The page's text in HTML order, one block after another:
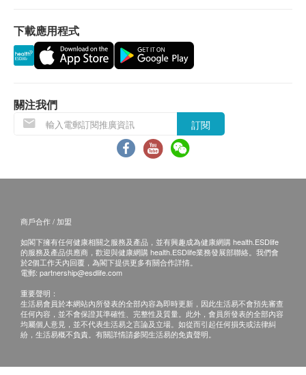
每日1次，每次2粒，需要人仕，每日2次，每次1粒或
遵從醫護指示。
Natural Soy Leothin (大豆卵磷脂)-1200mg
Natural Soy Leothin (大豆卵磷脂)
燃脂排毒:據研究顯示，豆漿中富含的大豆蛋白質，不
僅能供給人體充分的營養，還能促進過量膽固醇的排
皰、肝斑、雀斑、皮膚粗糙，這些是由於積存在腸内
的毒素被吸入血液中所引起的，卵磷脂有強力排毒洗
注意事項
孕婦或哺乳期間請諮詢醫生指示；產品由天然植物
保用：
貨品質量保證，於顧客收到產品當日起計，食用期
退換條款：
當顧客收取已訂購之貨品時，有責任檢查貨品是否
有損毀情況，一經確認簽收，恕不接受退換。
退換產品必須包裝完整，如退換之產品有任何殘缺
如有其他損壞或遺漏查詢，顧客必須保留有效收據
Great Well (HK) Limited 客戶服務部跟進。
電郵: info@gwellhk.com
查詢熱線:2310 7088
下載應用程式
關注我們
訂閱
商戶合作 / 加盟
如閣下擁有任何健康相關之服務及產品，並有興趣成為健康網購 health.ESDlife
的服務及產品供應商，歡迎與健康網購 health.ESDlife業務發展部聯絡。我們會
於2個工作天內回覆，為閣下提供更多有關合作詳情。
電郵: partnership@esdlife.com
重要聲明：
生活易會員於本網站內所發表的全部內容為即時更新，因此生活易不會預先審查
任何內容，並不會保證其準確性、完整性及質量。此外，會員所發表的全部內容
均屬個人意見，並不代表生活易之言論及立場。如從而引起任何損失或法律糾
紛，生活易概不負責。有關詳情請參閱生活易的免責聲明。